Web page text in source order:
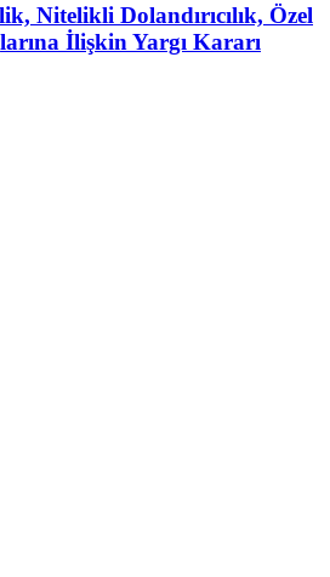
Nitelikli Dolandırıcılık, Özel
İlişkin Yargı Kararı